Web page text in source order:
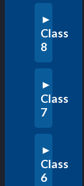
Class
8
Class
7
Class
6